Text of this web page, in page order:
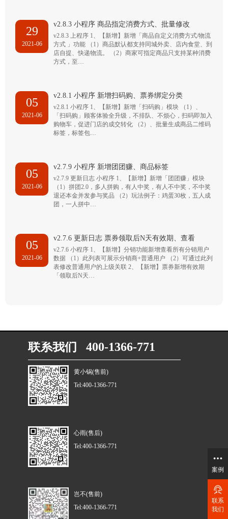
29
2021-06
v2.8.3 小程序 商品指定消费方式、批量修改
v2.8.3 上程序 1、【新增】新增「商品自定义消费方式/物流
方式 」功能 （1）商品默认都支持同城外卖、店内食堂、到
店自提、快递物流。 （2）商家可指定商品只支持某种消费
方式，至…
05
2021-06
v2.8.1 小程序 新增扫码购、票券绑定分类
v2.8.1 小程序 1、【新增】新增「扫码购」模块 （1）、
「扫码购」顾客体验全升级，不排队、不烦心，扫码即加入
购物车，促进门店的成交转化 （2）、批量生成商品二维码
标签，标签包…
05
2021-06
v2.7.9 小程序 新增团团赚、商品标签
v2.7.9 更新日志 小程序 1、【新增】新增「团团赚」模块
（1）拼团2.0，多人拼购，有人中奖，有人不中奖，不中奖
退还本金并发参与奖品 （2）玩法例子：鸡蛋30枚，五人成
团，一人拼中…
05
2021-06
v2.7.6 更新日志 票券领取后N天有效期、查看
v2.7.6 小程序 1、【新增】分销功能新增查看所有分销用户
数据 （1）此列表可展示分销商+普通用户 （2）可通过此列
表修改普通用户的上级关联 2、【新增】票券新增有效期
「领取后N天…
联系我们 400-1366-771
黄小锅(售前)
Tel:400-1366-771
心雨(售后)
Tel:400-1366-771
岂不(售前)
Tel:400-1366-771
案例
联系
我们